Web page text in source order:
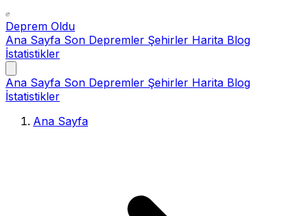
Deprem Oldu
Ana Sayfa Son Depremler Şehirler Harita Blog
İstatistikler
Ana Sayfa Son Depremler Şehirler Harita Blog
İstatistikler
Ana Sayfa